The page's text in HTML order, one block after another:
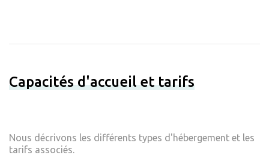
Capacités d'accueil et tarifs
Nous décrivons les différents types d'hébergement et les
tarifs associés.